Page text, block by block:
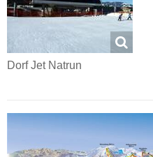
Dorf Jet Natrun